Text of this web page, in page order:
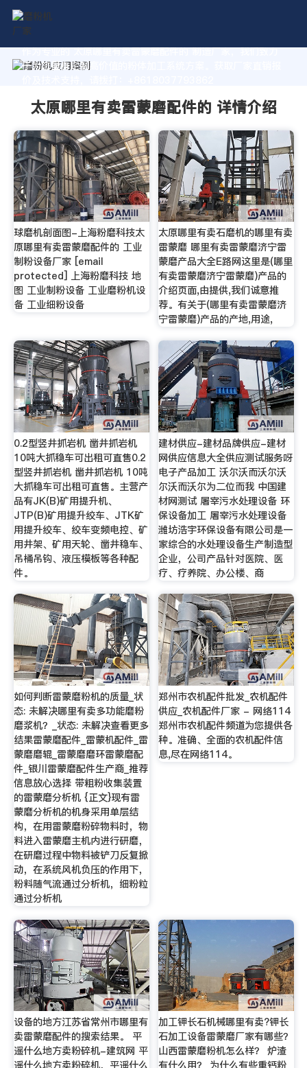
作为专业的 太原哪里有卖雷蒙磨配件的 制造厂家，我们致力
于为您量身定制高价值的粉体加工系统方案。获取厂家直销报
太原哪里有卖雷蒙磨配件的 详情介绍
球磨机剖面图-上海粉磨科技太
原哪里有卖雷蒙磨配件的 工业
制粉设备厂家 [email
protected] 上海粉磨科技 地
图 工业制粉设备 工业磨粉机设
备 工业细粉设备
太原哪里有卖石磨机的哪里有卖
雷蒙磨 哪里有卖雷蒙磨济宁雷
蒙磨产品大全E路网这里是(哪里
有卖雷蒙磨济宁雷蒙磨)产品的
介绍页面,由提供,我们诚意推
荐。有关于(哪里有卖雷蒙磨济
宁雷蒙磨)产品的产地,用途,
0.2型竖井抓岩机 凿井抓岩机
10吨大抓稳车可出租可直售0.2
型竖井抓岩机 凿井抓岩机 10吨
大抓稳车可出租可直售。主营产
品有JK(B)矿用提升机、
JTP(B)矿用提升绞车、JTK矿
用提升绞车、绞车变频电控、矿
用井架、矿用天轮、凿井稳车、
吊桶吊钩、液压模板等各种配
件。
建材供应-建材品牌供应-建材
网供应信息大全供应测试服务呀
电子产品加工 沃尔沃而沃尔沃
尔沃而沃尔为二位而我 中国建
材网测试 屠宰污水处理设备 环
保设备加工 屠宰污水处理设备
潍坊浩宇环保设备有限公司是一
家综合的水处理设备生产制造型
企业，公司产品针对医院、医
疗、疗养院、办公楼、商
如何判断雷蒙磨粉机的质量_状
态: 未解决哪里有卖多功能磨粉
磨浆机？_状态: 未解决查看更多
结果雷蒙磨配件_雷蒙机配件_雷
蒙磨磨辊_雷蒙磨磨环雷蒙磨配
件_银川雷蒙磨配件生产商_推荐
信息放心选择 带粗粉收集装置
的雷蒙磨分析机 {正文}现有雷
蒙磨分析机的机身采用单层结
构，在用雷蒙磨粉碎物料时，物
料进入雷蒙磨主机内进行研磨，
在研磨过程中物料被铲刀反复掀
动，在系统风机负压的作用下，
粉料随气流通过分析机，细粉粒
通过分析机
郑州市农机配件批发_农机配件
供应_农机配件厂家 - 网络114
郑州市农机配件频道为您提供各
种。准确、全面的农机配件信
息,尽在网络114。
设备的地方江苏省常州市哪里有
卖雷蒙磨配件的搜索结果。 平
遥什么地方卖粉碎机-建筑网 平
加工钾长石机械哪里有卖?钾长
石加工设备雷蒙磨厂家有哪些？
山西雷蒙磨粉机怎么样？ 炉渣